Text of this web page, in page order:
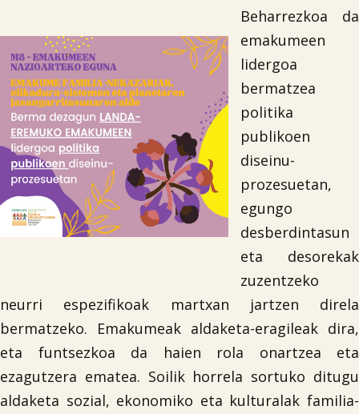
Beharrezkoa da
emakumeen
lidergoa
bermatzea
politika
publikoen
diseinu-
prozesuetan,
egungo
desberdintasun
eta desorekak
zuzentzeko
neurri espezifikoak martxan jartzen direla
bermatzeko. Emakumeak aldaketa-eragileak dira,
eta funtsezkoa da haien rola onartzea eta
ezagutzera ematea. Soilik horrela sortuko ditugu
aldaketa sozial, ekonomiko eta kulturalak familia-